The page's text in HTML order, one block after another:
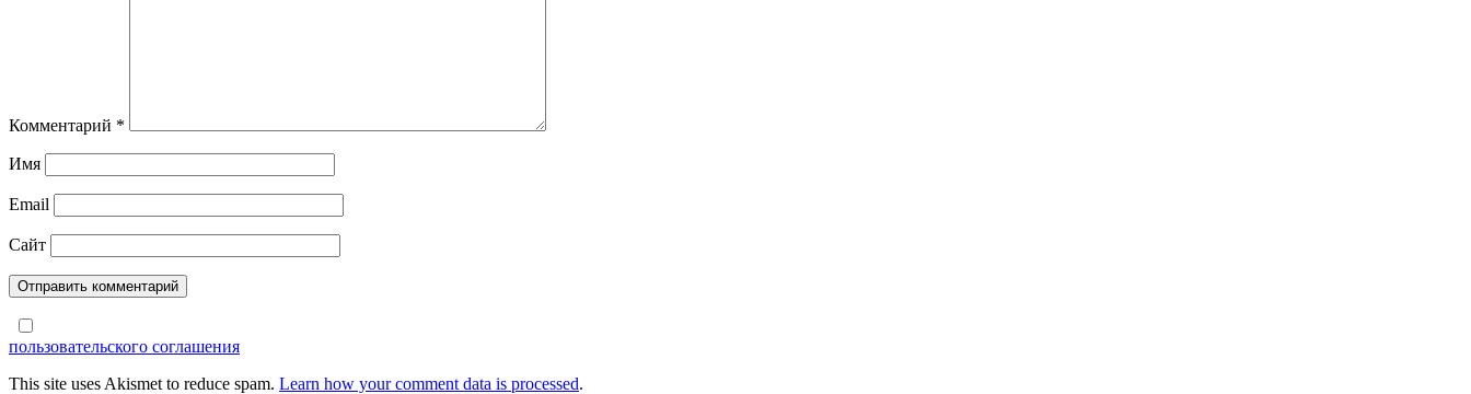
Комментарий *
Имя
Email
Сайт
пользовательского соглашения
This site uses Akismet to reduce spam. Learn how your comment data is processed.